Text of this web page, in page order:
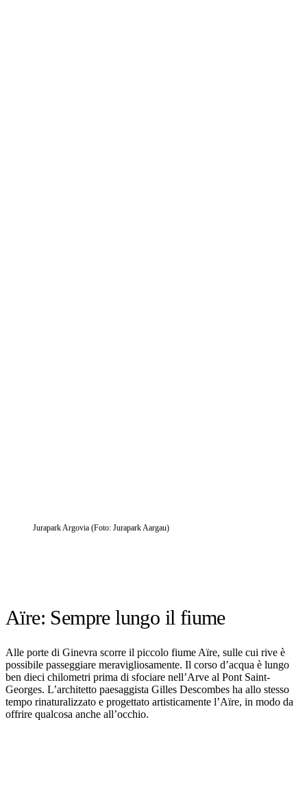
Jurapark Argovia (Foto: Jurapark Aargau)
Aïre: Sempre lungo il fiume
Alle porte di Ginevra scorre il piccolo fiume Aïre, sulle cui rive è
possibile passeggiare meravigliosamente. Il corso d’acqua è lungo
ben dieci chilometri prima di sfociare nell’Arve al Pont Saint-
Georges. L’architetto paesaggista Gilles Descombes ha allo stesso
tempo rinaturalizzato e progettato artisticamente l’Aïre, in modo da
offrire qualcosa anche all’occhio.